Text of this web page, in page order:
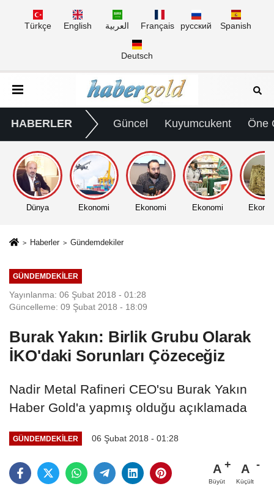
Türkçe English العربية Français русский Spanish
Deutsch
HABERLER Güncel Kuyumcukent Öne
Dünya Ekonomi Ekonomi Ekonomi
Haberler Gündemdekiler
GÜNDEMDEKILER
Yayınlanma: 06 Şubat 2018 - 01:28
Güncelleme: 09 Şubat 2018 - 18:09
Burak Yakın: Birlik Grubu Olarak
İKO'daki Sorunları Çözeceğiz
Nadir Metal Rafineri CEO'su Burak Yakın
Haber Gold'a yapmış olduğu açıklamada
GÜNDEMDEKILER 06 Şubat 2018 - 01:28
A
Büyüt
A
Küçült